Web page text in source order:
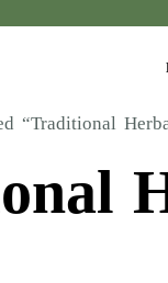
“Traditional